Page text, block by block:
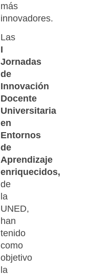
más
innovadores.
Las
I
Jornadas
de
Innovación
Docente
Universitaria
en
Entornos
de
Aprendizaje
enriquecidos,
de
la
UNED,
han
tenido
como
objetivo
la